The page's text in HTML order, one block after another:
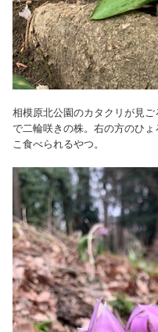
相模原北公園のカタクリが見
で二輪咲きの株。右の方のひ
こ食べられるやつ。